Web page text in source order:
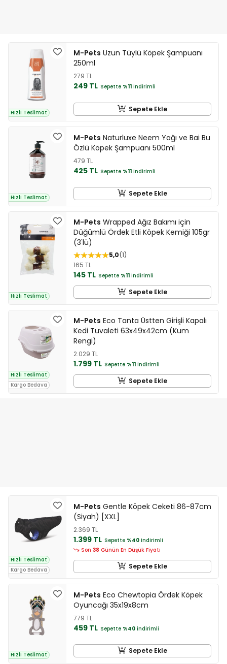
Hızlı Teslimat
M-Pets Uzun Tüylü Köpek Şampuanı
250ml
279 TL
249 TL Sepette %11 indirimli
Sepete Ekle
Hızlı Teslimat
M-Pets Naturluxe Neem Yağı ve Bai Bu
Özlü Köpek Şampuanı 500ml
479 TL
425 TL Sepette %11 indirimli
Sepete Ekle
Hızlı Teslimat
M-Pets Wrapped Ağız Bakımı için
Düğümlü Ördek Etli Köpek Kemiği 105gr
(3'lü)
5,0 1
165 TL
145 TL Sepette %11 indirimli
Sepete Ekle
Hızlı Teslimat
Kargo Bedava
M-Pets Eco Tanta Üstten Girişli Kapalı
Kedi Tuvaleti 63x49x42cm (Kum
Rengi)
2.029 TL
1.799 TL Sepette %11 indirimli
Sepete Ekle
Hızlı Teslimat
Kargo Bedava
M-Pets Gentle Köpek Ceketi 86-87cm
(Siyah) [XXL]
2.369 TL
1.399 TL Sepette %40 indirimli
Son 38 Günün En Düşük Fiyatı
Sepete Ekle
Hızlı Teslimat
M-Pets Eco Chewtopia Ördek Köpek
Oyuncağı 35x19x8cm
779 TL
459 TL Sepette %40 indirimli
Sepete Ekle